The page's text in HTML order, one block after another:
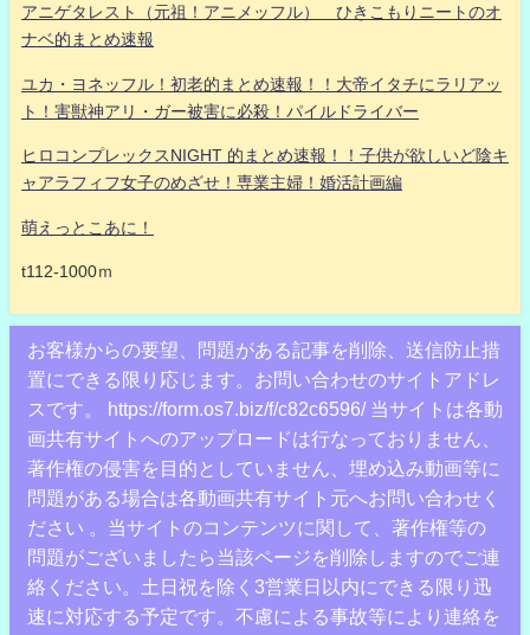
アニゲタレスト（元祖！アニメッフル） ひきこもりニートのオ
ナベ的まとめ速報
ユカ・ヨネッフル！初老的まとめ速報！！大帝イタチにラリアッ
ト！害獣神アリ・ガー被害に必殺！パイルドライバー
ヒロコンプレックスNIGHT 的まとめ速報！！子供が欲しいど陰キ
ャアラフィフ女子のめざせ！専業主婦！婚活計画編
萌えっとこあに！
t112-1000ｍ
お客様からの要望、問題がある記事を削除、送信防止措
置にできる限り応じます。お問い合わせのサイトアドレ
スです。 https://form.os7.biz/f/c82c6596/ 当サイトは各動
画共有サイトへのアップロードは行なっておりません、
著作権の侵害を目的としていません、埋め込み動画等に
問題がある場合は各動画共有サイト元へお問い合わせく
ださい 。当サイトのコンテンツに関して、著作権等の
問題がございましたら当該ページを削除しますのでご連
絡ください。土日祝を除く3営業日以内にできる限り迅
速に対応する予定です。不慮による事故等により連絡を